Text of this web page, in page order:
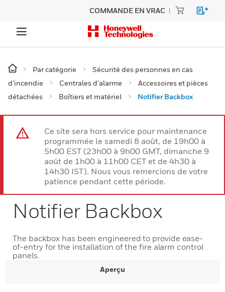
COMMANDE EN VRAC
Par catégorie
Sécurité des personnes en cas
d’incendie
Centrales d'alarme
Accessoires et pièces
détachées
Boîtiers et matériel Notifier Backbox
Ce site sera hors service pour maintenance
programmée le samedi 8 août, de 19h00 à
5h00 EST (23h00 à 9h00 GMT, dimanche 9
août de 1h00 à 11h00 CET et de 4h30 à
14h30 IST). Nous vous remercions de votre
patience pendant cette période.
Notifier Backbox
The backbox has been engineered to provide ease-
of-entry for the installation of the fire alarm control
panels.
Aperçu